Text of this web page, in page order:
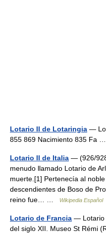
Lotario II de Lotaringia —
855 869 Nacimiento 835 Fa
Lotario II de Italia — (926/
menudo llamado Lotario de
muerte.[1] Pertenecía al
descendientes de Boso de
reino fue… …
Wikipedia Español
Lotario de Francia — Lotario
del siglo XII. Museo St Rémi